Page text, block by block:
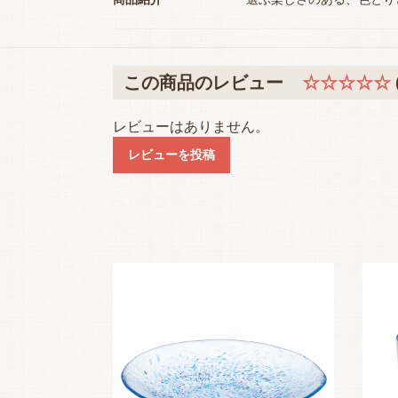
この商品のレビュー ☆☆☆☆☆
レビューはありません。
レビューを投稿